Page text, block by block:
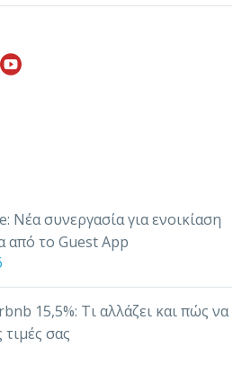
διαχειρίζεστε, να
εξυπηρετείτε και να
Νέα συνεργασία για ενοικίαση
από το Guest App
15,5%: Τι αλλάζει και πώς να
σας